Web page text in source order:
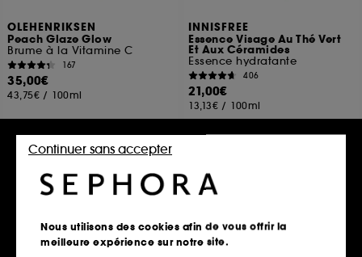
OLEHENRIKSEN
Peach Glaze Glow
Brume à la Vitamine C
167
35,00€
43,75€ / 100ml
Ajouter au panier
INNISFREE
Essence Visage Au Thé Vert
Et Aux Céramides
Essence hydratante
406
21,00€
13,13€ / 100ml
Nous utilisons des cookies afin de vous offrir la
meilleure expérience sur notre site.
Continuer sans accepter